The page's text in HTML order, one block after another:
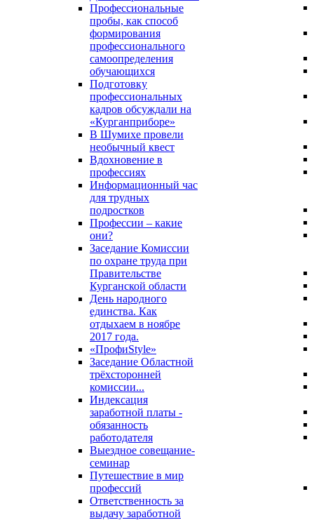
Профессиональные
пробы, как способ
формирования
профессионального
самоопределения
обучающихся
Подготовку
профессиональных
кадров обсуждали на
«Курганприборе»
В Шумихе провели
необычный квест
Вдохновение в
профессиях
Информационный час
для трудных
подростков
Профессии – какие
они?
Заседание Комиссии
по охране труда при
Правительстве
Курганской области
День народного
единства. Как
отдыхаем в ноябре
2017 года.
«ПрофиStyle»
Заседание Областной
трёхсторонней
комиссии...
Индексация
заработной платы -
обязанность
работодателя
Выездное совещание-
семинар
Путешествие в мир
профессий
Ответственность за
выдачу заработной